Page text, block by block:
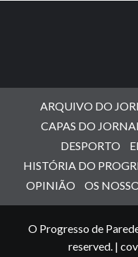
ARQUIVO DO
CAPAS DO
DESPORTO
HISTÓRIA DO
OPINIÃO
OS
O Progresso de
reserved. |